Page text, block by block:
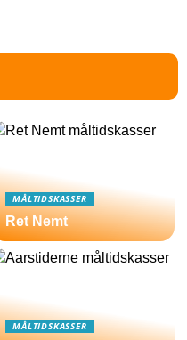
MÅLTIDSKASSER
Ret Nemt
MÅLTIDSKASSER